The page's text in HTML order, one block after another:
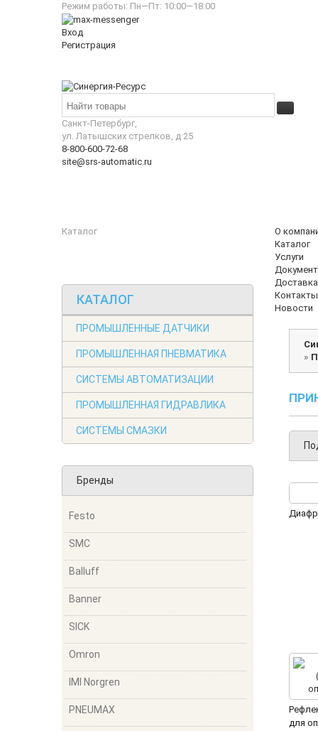
Режим работы: Пн—Пт: 10:00—18:00
Вход
Регистрация
Санкт-Петербург,
ул. Латышских стрелков, д 25
8-800-600-72-68
site@srs-automatic.ru
Каталог
О
Каталог
Услуги
Доставка
Контакты
Новости
КАТАЛОГ
ПРОМЫШЛЕННЫЕ ДАТЧИКИ
ПРОМЫШЛЕННАЯ ПНЕВМАТИКА
СИСТЕМЫ АВТОМАТИЗАЦИИ
ПРОМЫШЛЕННАЯ ГИДРАВЛИКА
СИСТЕМЫ СМАЗКИ
Бренды
Festo
SMC
Balluff
Banner
SICK
Omron
IMI Norgren
PNEUMAX
»
для